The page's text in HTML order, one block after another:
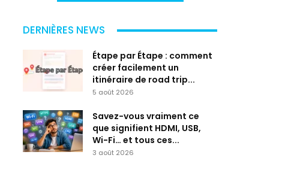
DERNIÈRES NEWS
Étape par Étape : comment
créer facilement un
itinéraire de road trip...
5 août 2026
Savez-vous vraiment ce
que signifient HDMI, USB,
Wi-Fi… et tous ces...
3 août 2026